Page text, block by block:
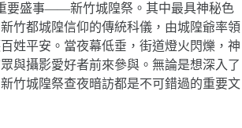
要盛事——新竹城隍祭。其中最具神秘色
竹都城隍信仰的傳統科儀，由城隍爺率領
姓平安。當夜幕低垂，街道燈火閃爍，神
與攝影愛好者前來參與。無論是想深入了
竹城隍祭查夜暗訪都是不可錯過的重要文